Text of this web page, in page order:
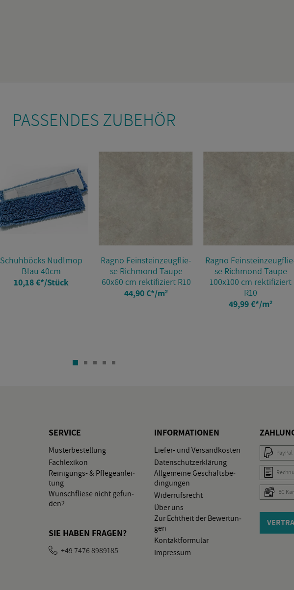
PAS­SEN­DES ZU­BE­HÖR
Schuh­böcks Nudl­mop
Blau 40cm
10,18 €*/Stück
Ragno Fein­stein­zeug­flie­
se Richmond Taupe
60x60 cm rek­ti­fi­ziert R10
44,90 €*/m²
Ragno
se Richmond Taupe
100x100 cm rek­ti­fi­ziert
R10
49,99 €*/m²
SER­VICE
Mus­ter­be­stel­lung
Fach­le­xi­kon
Rei­ni­gungs- & Pfle­ge­an­lei­
tung
Wunsch­flie­se nicht ge­fun­
den?
SIE HABEN FRA­GEN?
+49 7476 8989185
IN­FOR­MA­TIO­NEN
Lie­fer- und Ver­sand­kos­ten
Da­ten­schutz­er­klä­rung
All­ge­mei­ne Ge­schäfts­be­
din­gun­gen
Wi­der­rufs­recht
Über uns
Zur Echt­heit der Be­wer­tun­
gen
Kon­takt­for­mu­lar
Im­pres­sum
Pay­Pal
EC